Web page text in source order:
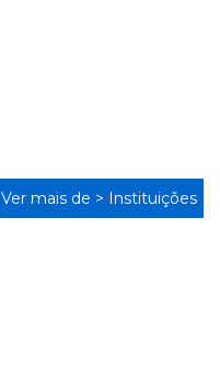
Ver mais de > Instituições